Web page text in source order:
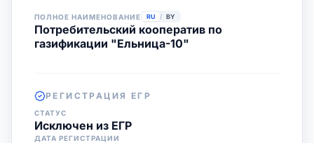
ПОЛНОЕ НАИМЕНОВАНИЕ RU / BY
Потребительский кооператив по
газификации "Ельница-10"
РЕГИСТРАЦИЯ ЕГР
СТАТУС
Исключен из ЕГР
ДАТА РЕГИСТРАЦИИ